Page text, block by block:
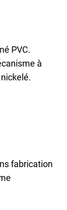
PVC.
à
fabrication